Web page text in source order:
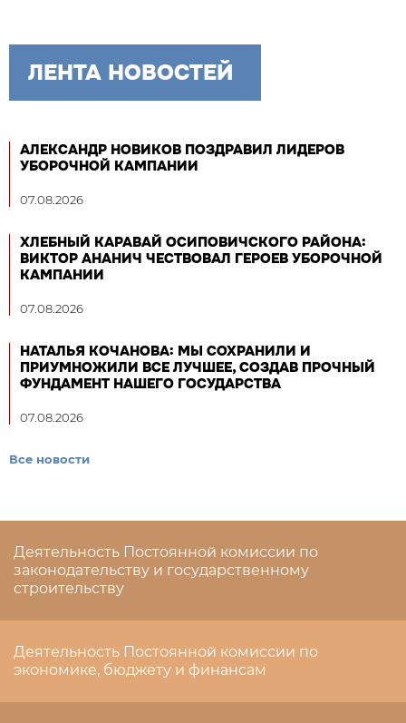
ЛЕНТА НОВОСТЕЙ
АЛЕКСАНДР НОВИКОВ ПОЗДРАВИЛ ЛИДЕРОВ
УБОРОЧНОЙ КАМПАНИИ
07.08.2026
ХЛЕБНЫЙ КАРАВАЙ ОСИПОВИЧСКОГО РАЙОНА:
ВИКТОР АНАНИЧ ЧЕСТВОВАЛ ГЕРОЕВ УБОРОЧНОЙ
КАМПАНИИ
07.08.2026
НАТАЛЬЯ КОЧАНОВА: МЫ СОХРАНИЛИ И
ПРИУМНОЖИЛИ ВСЕ ЛУЧШЕЕ, СОЗДАВ ПРОЧНЫЙ
ФУНДАМЕНТ НАШЕГО ГОСУДАРСТВА
07.08.2026
Все новости
Деятельность Постоянной комиссии по
законодательству и государственному
строительству
Деятельность Постоянной комиссии по
экономике, бюджету и финансам